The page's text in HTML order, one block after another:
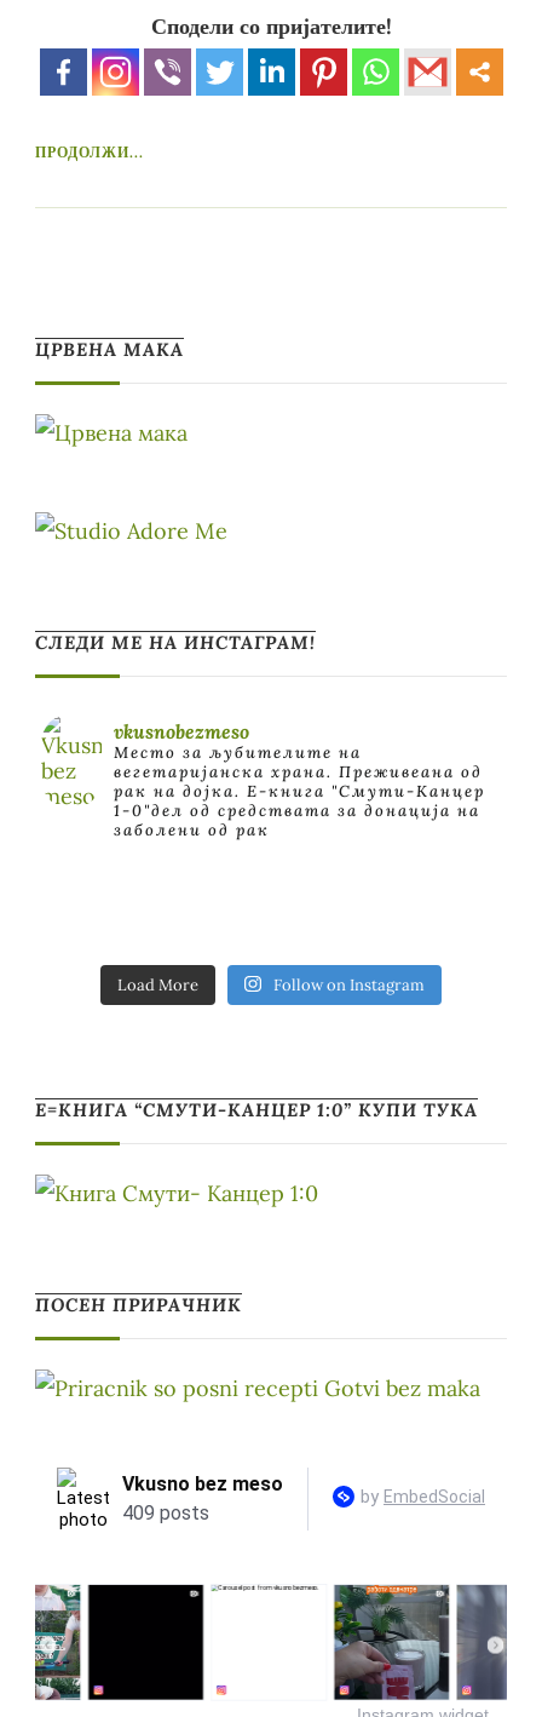
Сподели со пријателите!
ПРОДОЛЖИ...
ЦРВЕНА МАКА
СЛЕДИ МЕ НА ИНСТАГРАМ!
vkusnobezmeso
Место за љубителите на
вегетаријанска храна. Преживеана од
рак на дојка. E-книга "Смути-Канцер
1-0"дел од средствата за донација на
заболени од рак
Load More Follow on Instagram
Е=КНИГА “СМУТИ-КАНЦЕР 1:0” КУПИ ТУКА
ПОСЕН ПРИРАЧНИК